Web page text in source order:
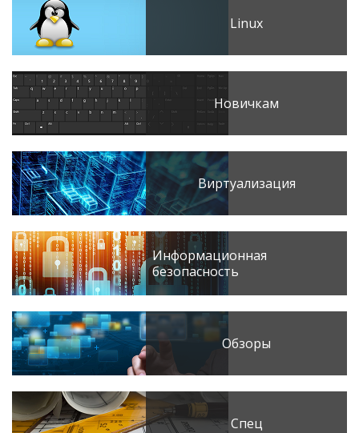
Linux
Новичкам
Виртуализация
Информационная
безопасность
Обзоры
Спец